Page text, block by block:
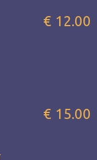
€ 12.00
€ 15.00